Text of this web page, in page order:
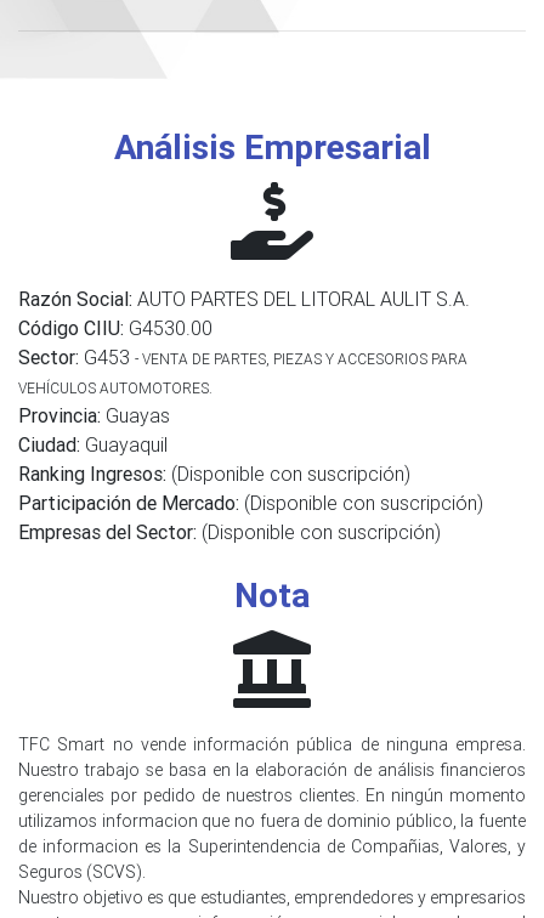
Análisis Empresarial
Razón Social: AUTO PARTES DEL LITORAL AULIT S.A.
Código CIIU: G4530.00
Sector: G453 - VENTA DE PARTES, PIEZAS Y ACCESORIOS PARA
VEHÍCULOS AUTOMOTORES.
Provincia: Guayas
Ciudad: Guayaquil
Ranking Ingresos: (Disponible con suscripción)
Participación de Mercado: (Disponible con suscripción)
Empresas del Sector: (Disponible con suscripción)
Nota
TFC Smart no vende información pública de ninguna empresa.
Nuestro trabajo se basa en la elaboración de análisis financieros
gerenciales por pedido de nuestros clientes. En ningún momento
utilizamos informacion que no fuera de dominio público, la fuente
de informacion es la Superintendencia de Compañias, Valores, y
Seguros (SCVS).
Nuestro objetivo es que estudiantes, emprendedores y empresarios